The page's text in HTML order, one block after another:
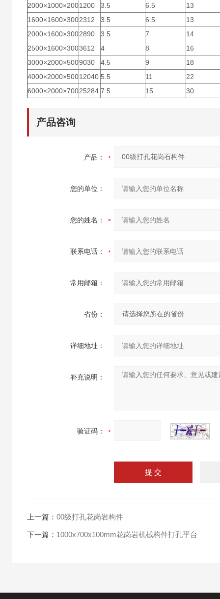
2000×1000×2001200 3.5 6.5
13
1600×1600×3002312 3.5 6.5
13
2000×1600×3002890 3.5 7
14
2500×1600×3003612 4 8
16
3000×2000×5009030 4.5 9
18
4000×2000×50012040 5.5 11
22
6000×2000×70025284 7.5 15 30
产品咨询
产品：
您的单位：
您的姓名：
联系电话：
常用邮箱：
省份：
详细地址：
补充说明：
验证码：
上一篇： 00级打孔花岗岩构件
下一篇： 1000x700x100mm花岗岩机械构件打孔平台